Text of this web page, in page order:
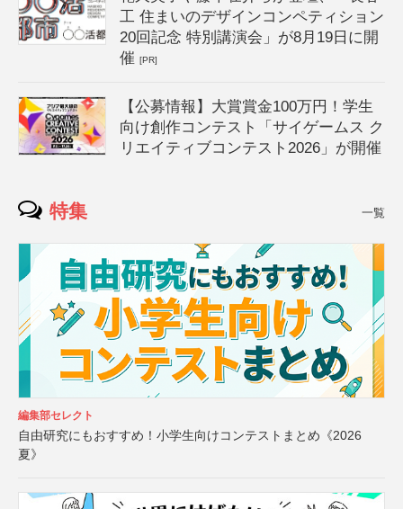
工 住まいのデザインコンペティション
20回記念 特別講演会」が8月19日に開
催[PR]
【公募情報】大賞賞金100万円！学生
向け創作コンテスト「サイゲームス ク
リエイティブコンテスト2026」が開催
特集 一覧
編集部セレクト
自由研究にもおすすめ！小学生向けコンテストまとめ《2026
夏》